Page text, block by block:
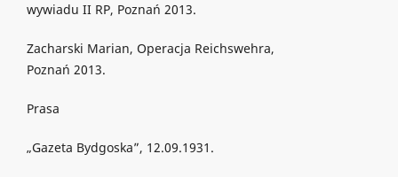
wywiadu II RP, Poznań 2013.
Zacharski Marian, Operacja Reichswehra,
Poznań 2013.
Prasa
„Gazeta Bydgoska”, 12.09.1931.